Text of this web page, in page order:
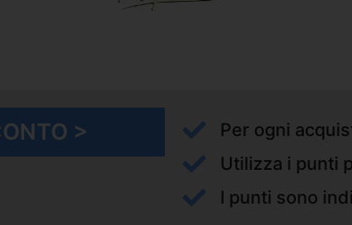
>
Per ogni
Utilizza i punti
I punti sono